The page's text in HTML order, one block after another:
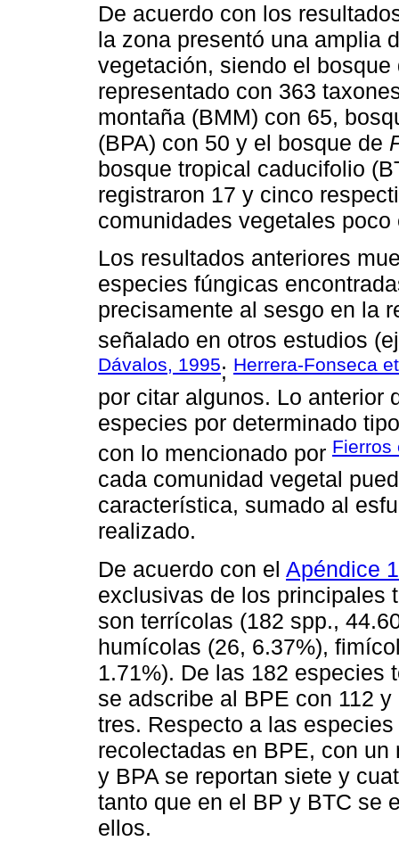
De acuerdo con los
la zona presentó una amplia
vegetación, siendo el
representado con 363
montaña (BMM) con 65,
(BPA) con 50 y el bosque de
bosque tropical caducifolio
registraron 17 y cinco
comunidades vegetales
Los resultados anteriores
especies fúngicas
precisamente al sesgo en la
señalado en otros estudios
Dávalos, 1995; Herrera-Fonseca
por citar algunos. Lo anterior
especies por determinado
con lo mencionado por Fierros
cada comunidad vegetal
característica, sumado al
realizado.
De acuerdo con el Apéndice 1
exclusivas de los principales
son terrícolas (182 spp.,
humícolas (26, 6.37%),
1.71%). De las 182 especies
se adscribe al BPE con 112
tres. Respecto a las
recolectadas en BPE, con
y BPA se reportan siete y
tanto que en el BP y BTC se
ellos.